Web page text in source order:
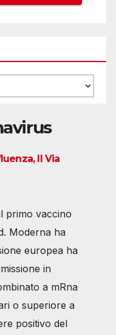
Il Via
primo vaccino
Moderna ha
europea ha
in
a mRna
o superiore a
positivo del